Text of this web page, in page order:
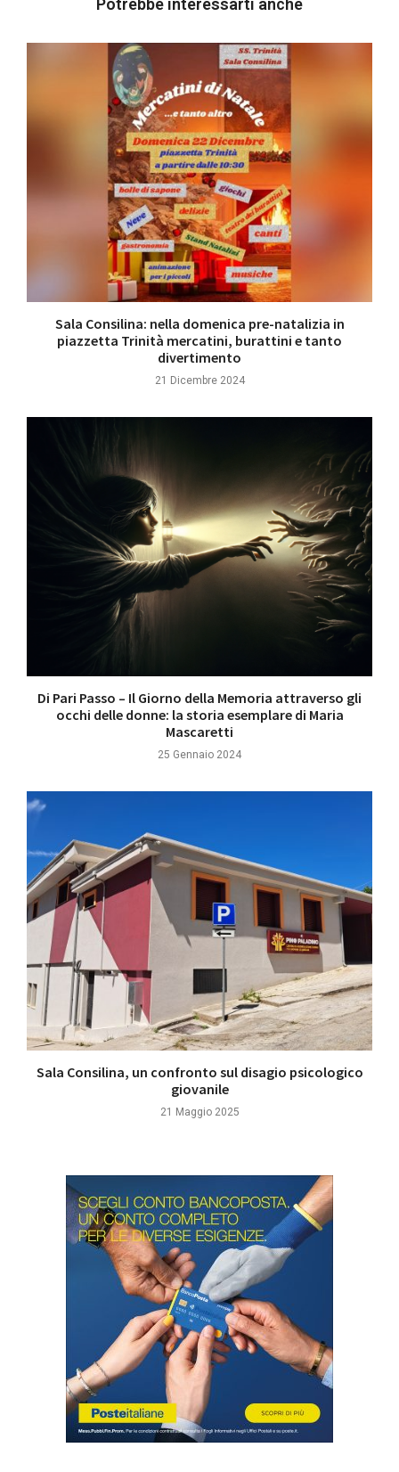
Potrebbe interessarti anche
Sala Consilina: nella domenica pre-natalizia in
piazzetta Trinità mercatini, burattini e tanto
divertimento
21 Dicembre 2024
Di Pari Passo – Il Giorno della Memoria attraverso gli
occhi delle donne: la storia esemplare di Maria
Mascaretti
25 Gennaio 2024
Sala Consilina, un confronto sul disagio psicologico
giovanile
21 Maggio 2025